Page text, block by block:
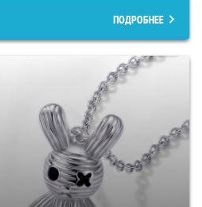
ПОДРОБНЕЕ